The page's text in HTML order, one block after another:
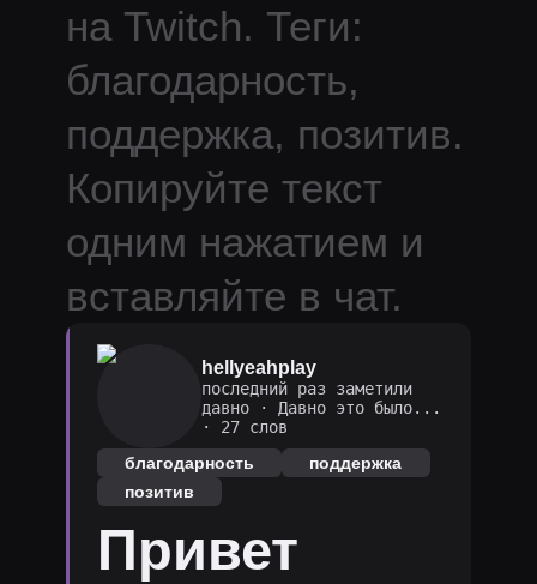
на Twitch. Теги:
благодарность,
поддержка, позитив.
Копируйте текст
одним нажатием и
вставляйте в чат.
hellyeahplay
последний раз заметили
давно·
Давно это было...
· 27 слов
благодарность
поддержка
позитив
Привет